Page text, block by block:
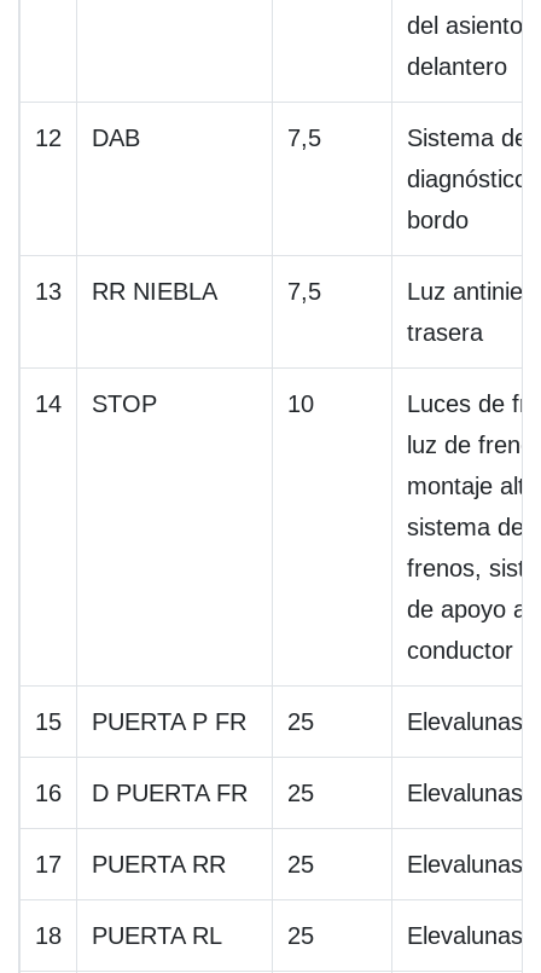
del asiento
delantero
12 DAB 7,5
Sistema de
diagnóstico
bordo
13 RR NIEBLA 7,5
Luz
trasera
14 STOP 10
Luces de
luz de freno
montaje
sistema de
frenos,
de apoyo al
conductor
15 PUERTA P FR 25 Elevalunas
16 D PUERTA FR 25 Elevalunas
17 PUERTA RR 25 Elevalunas
18 PUERTA RL 25 Elevalunas